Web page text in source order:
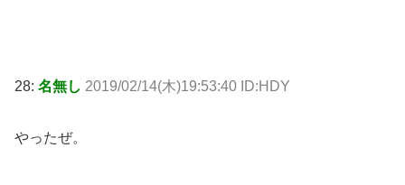
28: 名無し 2019/02/14(木)19:53:40 ID:HDY
やったぜ。